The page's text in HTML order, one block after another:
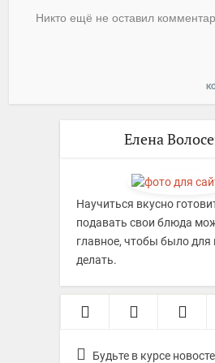
Никто ещё не оставил
Елена
Научиться вкусно
подавать свои блюда
главное, чтобы было для
делать.
Будьте в курсе